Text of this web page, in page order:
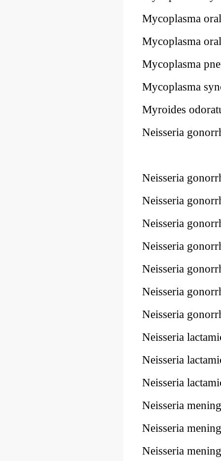
Mycoplasma
Mycoplasma
Mycoplasma
Mycoplasma
Myroides
Neisseria
Neisseria
Neisseria
Neisseria
Neisseria
Neisseria
Neisseria
Neisseria
Neisseria
Neisseria
Neisseria
Neisseria
Neisseria
Neisseria